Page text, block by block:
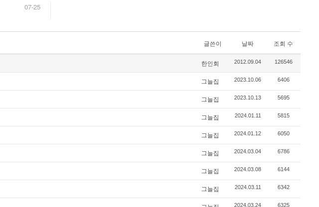
07-25
02-20
07-25
글쓴이 날짜 조회 수
한인회 2012.09.04 126546
그늘집 2023.10.06 6406
그늘집 2023.10.13 5695
그늘집 2024.01.11 5815
그늘집 2024.01.12 6050
그늘집 2024.03.04 6786
그늘집 2024.03.08 6144
그늘집 2024.03.11 6342
2024.03.24 6325